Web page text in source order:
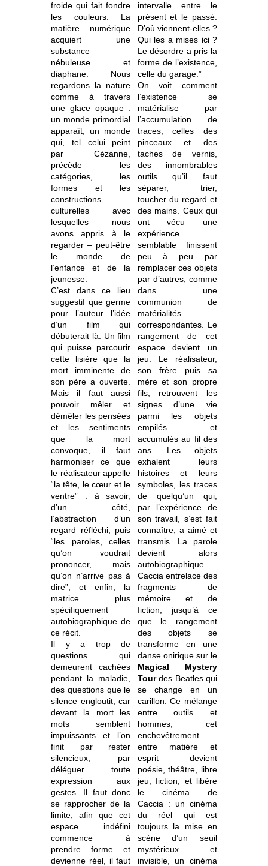
froide qui fait fondre
les couleurs. La
matière numérique
acquiert une
substance
nébuleuse et
diaphane. Nous
regardons la nature
comme à travers
une glace opaque :
un monde primordial
apparaît, un monde
qui, tel celui peint
par Cézanne,
précède les
catégories, les
formes et les
constructions
culturelles avec
lesquelles nous
avons appris à le
regarder – peut-être
le monde de
l’enfance et de la
jeunesse.
C’est dans ce lieu
suggestif que germe
pour l’auteur l’idée
d’un film qui
débuterait là. Un film
qui puisse parcourir
cette lisière que la
mort imminente de
son père a ouverte.
Mais il faut aussi
pouvoir mêler et
démêler les pensées
et les sentiments
que la mort
convoque, il faut
harmoniser ce que
le réalisateur appelle
“la tête, le cœur et le
ventre” : à savoir,
d’un côté,
l’abstraction d’un
regard réfléchi, puis
“les paroles, celles
qu’on voudrait
prononcer, mais
qu’on n’arrive pas à
dire”, et enfin, la
matrice plus
spécifiquement
autobiographique de
ce récit.
Il y a trop de
questions qui
demeurent cachées
pendant la maladie,
des questions que le
silence engloutit, car
devant la mort les
mots semblent
impuissants et l’on
finit par rester
silencieux, par
déléguer toute
expression aux
gestes. Il faut donc
se rapprocher de la
limite, afin que cet
espace indéfini
commence à
prendre forme et
devienne réel, il faut
intervalle entre le
présent et le passé.
D’où viennent-elles ?
Qui les a mises ici ?
Le désordre a pris la
forme de l’existence,
celle du garage.”
On voit comment
l’existence se
matérialise par
l’accumulation de
traces, celles des
pinceaux et des
taches de vernis,
des innombrables
outils qu’il faut
séparer, trier,
toucher du regard et
des mains. Ceux qui
ont vécu une
expérience
semblable finissent
peu à peu par
remplacer ces objets
par d’autres, comme
dans une
communion de
matérialités
correspondantes. Le
rangement de cet
espace devient un
jeu. Le réalisateur,
son frère puis sa
mère et son propre
fils, retrouvent les
signes d’une vie
parmi les objets
empilés et
accumulés au fil des
ans. Les objets
exhalent leurs
histoires et leurs
symboles, les traces
de quelqu’un qui,
par l’expérience de
son travail, s’est fait
connaître, a aimé et
transmis. La parole
devient alors
autobiographique.
Caccia entrelace des
fragments de
mémoire et de
fiction, jusqu’à ce
que le rangement
des objets se
transforme en une
danse onirique sur le
Magical Mystery
Tourdes Beatles qui
se change en un
carillon. Ce mélange
entre outils et
hommes, cet
enchevêtrement
entre matière et
esprit devient
poésie, théâtre, libre
jeu, fiction, et libère
le cinéma de
Caccia : un cinéma
du réel qui est
toujours la mise en
scène d’un seuil
mystérieux et
invisible, un cinéma